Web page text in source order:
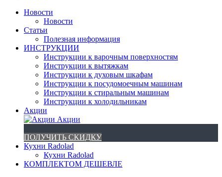
Новости
Новости
Статьи
Полезная информация
ИНСТРУКЦИИ
Инструкции к варочным поверхностям
Инструкции к вытяжкам
Инструкции к духовым шкафам
Инструкции к посудомоечным машинам
Инструкции к стиральным машинам
Инструкции к холодильникам
Акции
Акции
ПОЛУЧИТЬ СКИДКУ
Кухни Radolad
Кухни Radolad
КОМПЛЕКТОМ ДЕШЕВЛЕ